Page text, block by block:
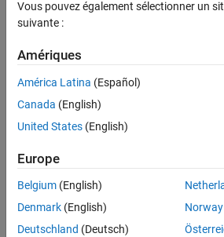
Senior
Software
Quality
Engineer
maintenant
Poste:
36935-
Vous pouvez également sélectionner un
suivante :
Amériques
América Latina (Español)
Canada (English)
United States (English)
Europe
Belgium (English)
Denmark (English)
Deutschland (Deutsch)
Norway